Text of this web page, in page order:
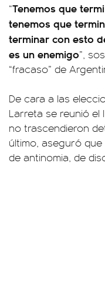
“Tenemos que
tenemos que
terminar con esto
es un enemigo”,
“fracaso” de
De cara a las
Larreta se reunió el
no trascendieron
último, aseguró que
de antinomia, de